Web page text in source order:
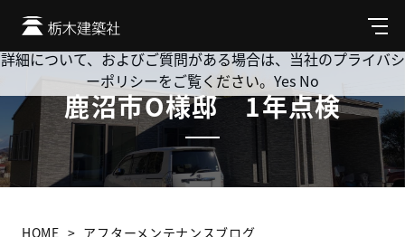
メ
ニ
ュ
鹿沼市O様邸 1年点検
HOME
アフターメンテナンスブログ
Cookie を使用して、お客様の活動を追跡してもよろしいです
か? 当社ではお客様のプライバシーを極めて重視しています。
詳細について、およびご質問がある場合は、当社のプライバシ
ーポリシーをご覧ください。 Yes No